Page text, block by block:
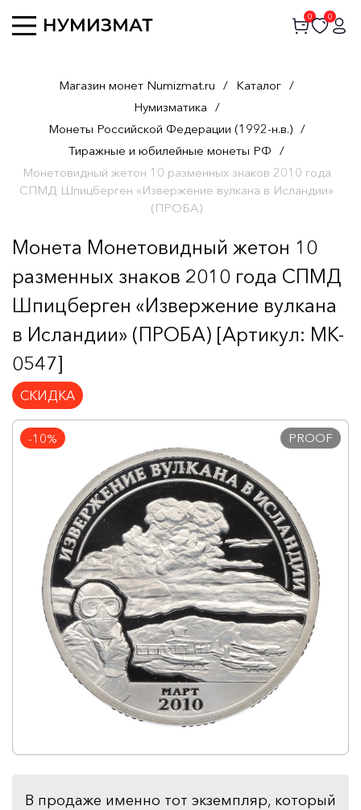
0 0
Магазин монет Numizmat.ru / Каталог /
Нумизматика /
Монеты Российской Федерации (1992-н.в.) /
Тиражные и юбилейные монеты РФ /
Монетовидный жетон 10 разменных знаков 2010 года
СПМД Шпицберген «Извержение вулкана в Исландии»
(ПРОБА)
Монета Монетовидный жетон 10
разменных знаков 2010 года СПМД
Шпицберген «Извержение вулкана
в Исландии» (ПРОБА) [Артикул: MK-
0547]
СКИДКА
-10% PROOF
В продаже именно тот экземпляр, который